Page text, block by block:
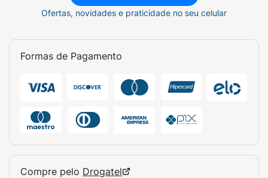
Ofertas, novidades e praticidade no seu celular
Formas de Pagamento
Compre pelo Drogatel